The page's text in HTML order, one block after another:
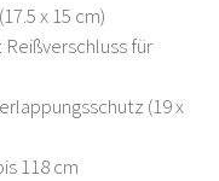
x 15 cm)
für
(19 x
118 cm